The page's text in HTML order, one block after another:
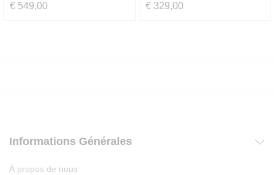
€ 549,00 €329,00
Informations Générales
À propos de nous